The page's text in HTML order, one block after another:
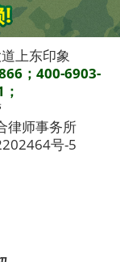
上东印象
；400-6903-
律师事务所
号-5